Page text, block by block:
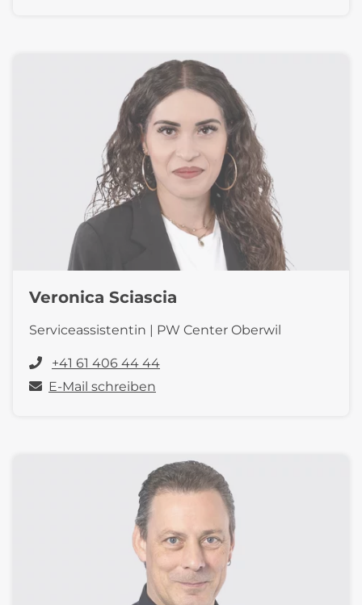
Veronica Sciascia
Serviceassistentin | PW Center Oberwil
+41 61 406 44 44
E-Mail schreiben